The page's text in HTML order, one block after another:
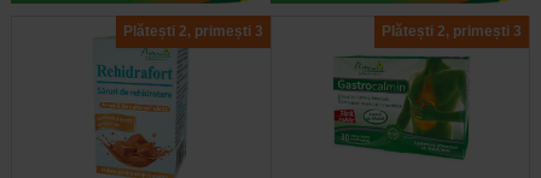
Plătești 2, primești 3 Plătești 2, primești 3